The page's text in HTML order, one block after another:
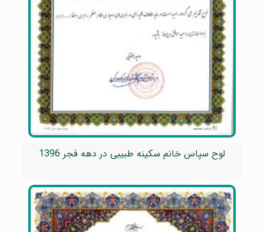
لوح سپاس خانم سکینه طبیبی در دهه فجر 1396